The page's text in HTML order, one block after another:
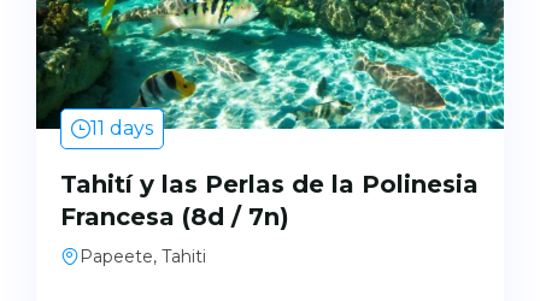
11 days
Tahití y las Perlas de la Polinesia
Francesa (8d / 7n)
Papeete, Tahiti